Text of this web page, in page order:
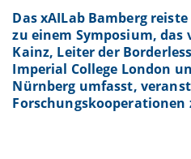
Das xAILab Bamberg
zu einem Symposium, das
Kainz, Leiter der
Imperial College London
Nürnberg umfasst,
Forschungskooperationen